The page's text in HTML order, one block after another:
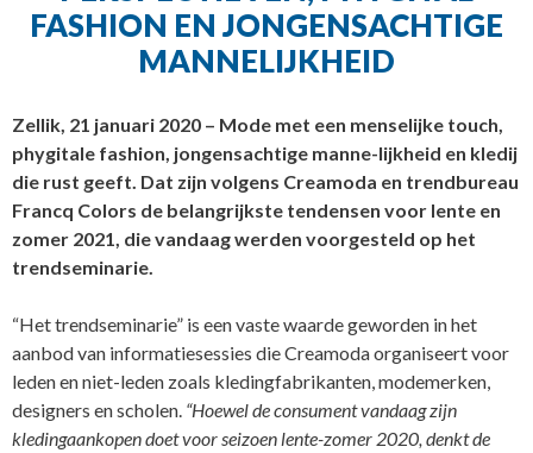
FASHION EN JONGENSACHTIGE
MANNELIJKHEID
Zellik, 21 januari 2020 – Mode met een menselijke touch,
phygitale fashion, jongensachtige manne-lijkheid en kledij
die rust geeft. Dat zijn volgens Creamoda en trendbureau
Francq Colors de belangrijkste tendensen voor lente en
zomer 2021, die vandaag werden voorgesteld op het
trendseminarie.
“Het trendseminarie” is een vaste waarde geworden in het
aanbod van informatiesessies die Creamoda organiseert voor
leden en niet-leden zoals kledingfabrikanten, modemerken,
designers en scholen. “Hoewel de consument vandaag zijn
kledingaankopen doet voor seizoen lente-zomer 2020, denkt de